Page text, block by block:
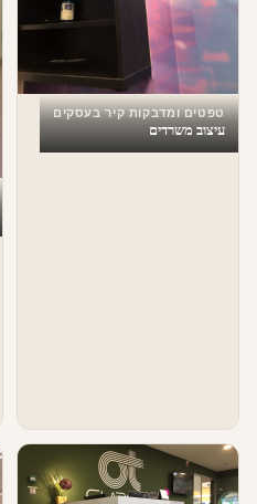
טפטים ומדבקות קיר בעסקים
עיצוב משרדים